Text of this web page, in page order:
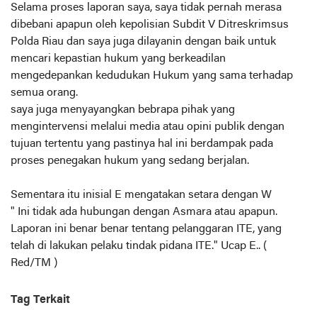
Selama proses laporan saya, saya tidak pernah merasa
dibebani apapun oleh kepolisian Subdit V Ditreskrimsus
Polda Riau dan saya juga dilayanin dengan baik untuk
mencari kepastian hukum yang berkeadilan
mengedepankan kedudukan Hukum yang sama terhadap
semua orang.
saya juga menyayangkan bebrapa pihak yang
mengintervensi melalui media atau opini publik dengan
tujuan tertentu yang pastinya hal ini berdampak pada
proses penegakan hukum yang sedang berjalan.
Sementara itu inisial E mengatakan setara dengan W
" Ini tidak ada hubungan dengan Asmara atau apapun.
Laporan ini benar benar tentang pelanggaran ITE, yang
telah di lakukan pelaku tindak pidana ITE." Ucap E.. (
Red/TM )
Tag Terkait